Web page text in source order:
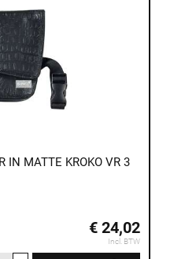
IN MATTE KROKO VR 3
€ 24,02
Incl. BTW